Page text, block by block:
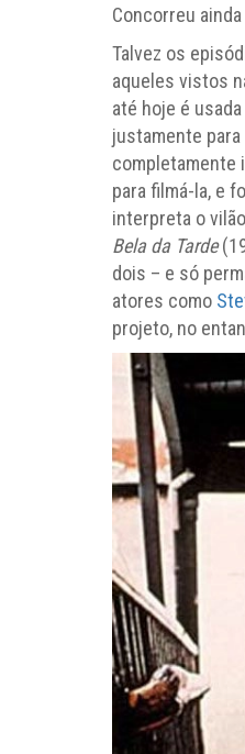
Concorreu
Talvez os
aqueles vistos
até hoje é
justamente para
completamente
para filmá-la, e
interpreta o
Bela da Tarde
dois – e só
atores como
projeto, no